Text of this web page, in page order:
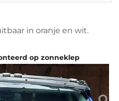
in oranje en wit.
op zonneklep